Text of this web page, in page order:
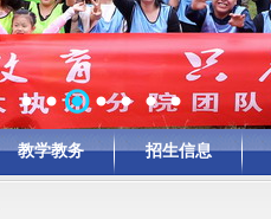
教学教务 招生信息